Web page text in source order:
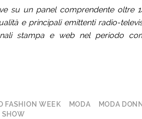
su un panel comprendente oltre
e principali emittenti radio-
stampa e web nel periodo
FASHION WEEK MODA
MODA
SHOW